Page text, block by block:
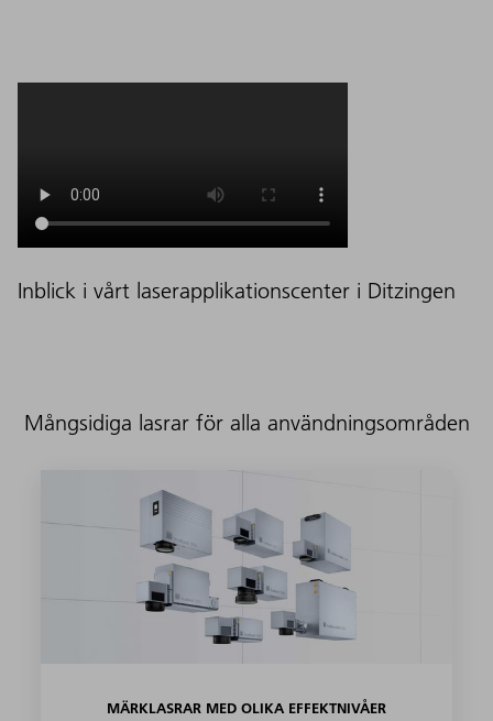
Inblick i vårt laserapplikationscenter i Ditzingen
Mångsidiga lasrar för alla användningsområden
MÄRKLASRAR MED OLIKA EFFEKTNIVÅER